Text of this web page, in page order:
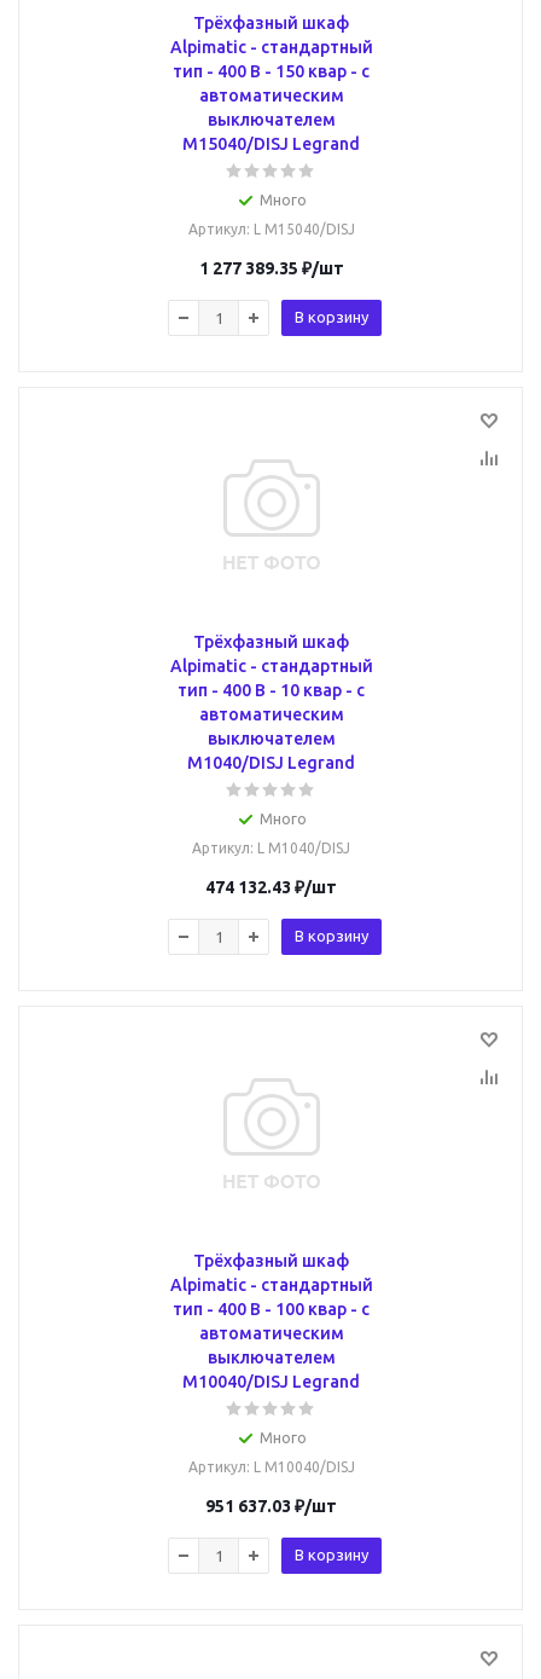
Трёхфазный шкаф
Alpimatic - стандартный
тип - 400 В - 150 квар - c
автоматическим
выключателем
M15040/DISJ Legrand
Много
Артикул: L M15040/DISJ
1 277 389.35 ₽/шт
В корзину
Трёхфазный шкаф
Alpimatic - стандартный
тип - 400 В - 10 квар - c
автоматическим
выключателем
M1040/DISJ Legrand
Много
Артикул: L M1040/DISJ
474 132.43 ₽/шт
В корзину
Трёхфазный шкаф
Alpimatic - стандартный
тип - 400 В - 100 квар - c
автоматическим
выключателем
M10040/DISJ Legrand
Много
Артикул: L M10040/DISJ
951 637.03 ₽/шт
В корзину